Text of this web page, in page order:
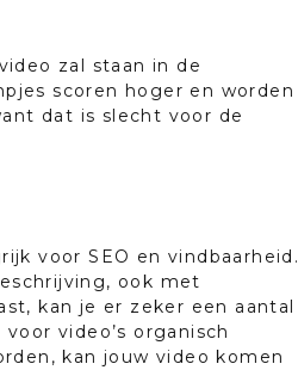
zal staan in de
scoren hoger en worden
dat is slecht voor de
voor SEO en vindbaarheid.
ook met
kan je er zeker een aantal
video’s organisch
kan jouw video komen